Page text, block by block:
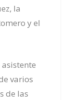
la
y el
varios
de las